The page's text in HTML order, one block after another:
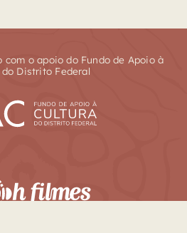
com o apoio do Fundo de Apoio à
Distrito Federal